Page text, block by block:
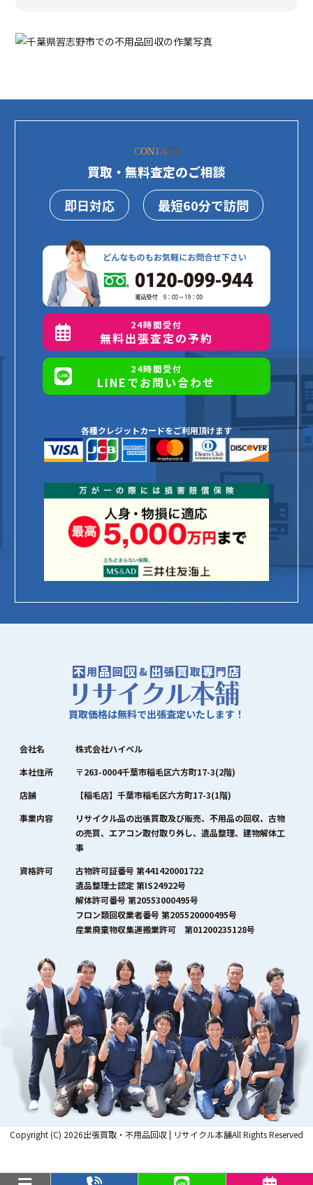
CONTACT
買取・無料査定のご相談
即日対応
最短60分で訪問
24時間受付
無料出張査定の予約
24時間受付
LINEでお問い合わせ
各種クレジットカードをご利用頂けます
買取価格は無料で出張査定いたします！
会社名
株式会社ハイペル
本社住所
〒263-0004千葉市稲毛区六方町17-3(2階)
店舗
【稲毛店】千葉市稲毛区六方町17-3(1階)
事業内容
リサイクル品の出張買取及び販売、不用品の回収、古物
の売買、エアコン取付取り外し、遺品整理、建物解体工
事
資格許可
古物許可証番号 第441420001722
遺品整理士認定 第IS24922号
解体許可番号 第20553000495号
フロン類回収業者番号 第205520000495号
産業廃棄物収集運搬業許可 第01200235128号
Copyright (C) 2026出張買取・不用品回収 | リサイクル本舗All Rights Reserved